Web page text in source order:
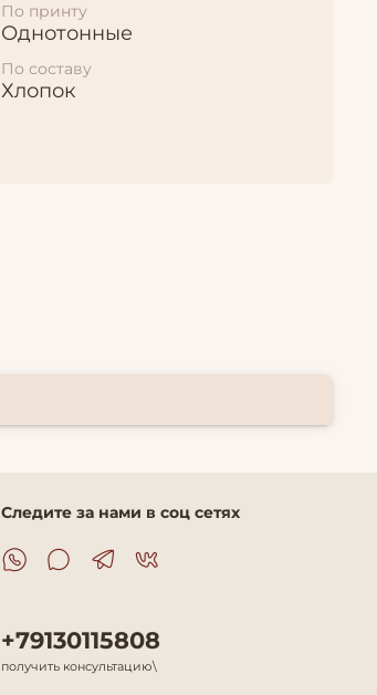
По принту
Однотонные
По составу
Хлопок
Следите за нами в соц сетях
+79130115808
получить консультацию\